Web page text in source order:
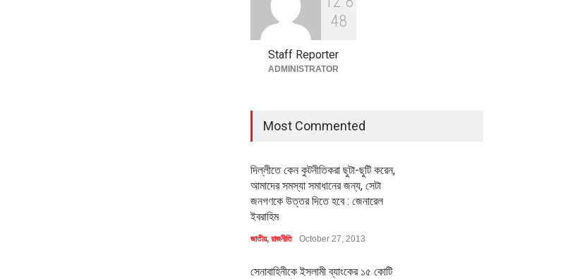
পোশাক শিল্পে নতুন উদ্যোগ
48
Staff Reporter
ADMINISTRATOR
Most Commented
দিল্লীতে কেন কুটনীতিকরা ছুটা-ছুটি করেন,
আমাদের সমস্যা সমাধানের জন্য, সেটা
জনগণকে উত্তর দিতে হবে : জেনারেল
ইবরাহিম
জাতীয়, রাজনীতি October 27, 2013
সেনাবাহিনীকে ইসলামী ব্যাংকের ১৫ কোটি